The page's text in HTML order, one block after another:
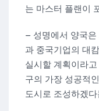
는 마스터 플랜이
– 성명에서 양국
과 중국기업의 대
실시할 계획이라
구의 가장 성공적
도시로 조성하겠